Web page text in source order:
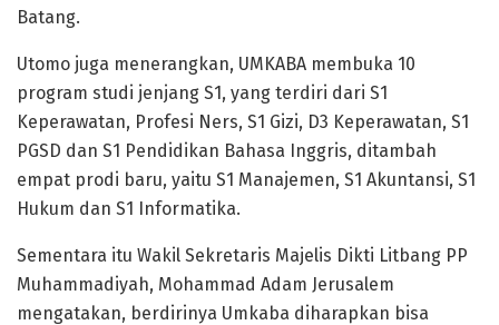
Batang.
Utomo juga menerangkan, UMKABA membuka 10
program studi jenjang S1, yang terdiri dari S1
Keperawatan, Profesi Ners, S1 Gizi, D3 Keperawatan, S1
PGSD dan S1 Pendidikan Bahasa Inggris, ditambah
empat prodi baru, yaitu S1 Manajemen, S1 Akuntansi, S1
Hukum dan S1 Informatika.
Sementara itu Wakil Sekretaris Majelis Dikti Litbang PP
Muhammadiyah, Mohammad Adam Jerusalem
mengatakan, berdirinya Umkaba diharapkan bisa